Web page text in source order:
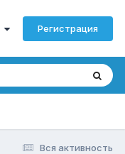
Регистрация
Вся активность